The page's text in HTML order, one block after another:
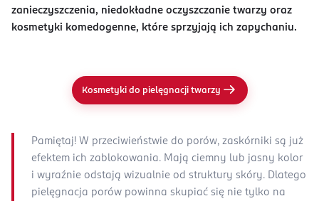
zanieczyszczenia, niedokładne oczyszczanie twarzy oraz
kosmetyki komedogenne, które sprzyjają ich zapychaniu.
Kosmetyki do pielęgnacji twarzy
Pamiętaj! W przeciwieństwie do porów, zaskórniki są już
efektem ich zablokowania. Mają ciemny lub jasny kolor
i wyraźnie odstają wizualnie od struktury skóry. Dlatego
pielęgnacja porów powinna skupiać się nie tylko na